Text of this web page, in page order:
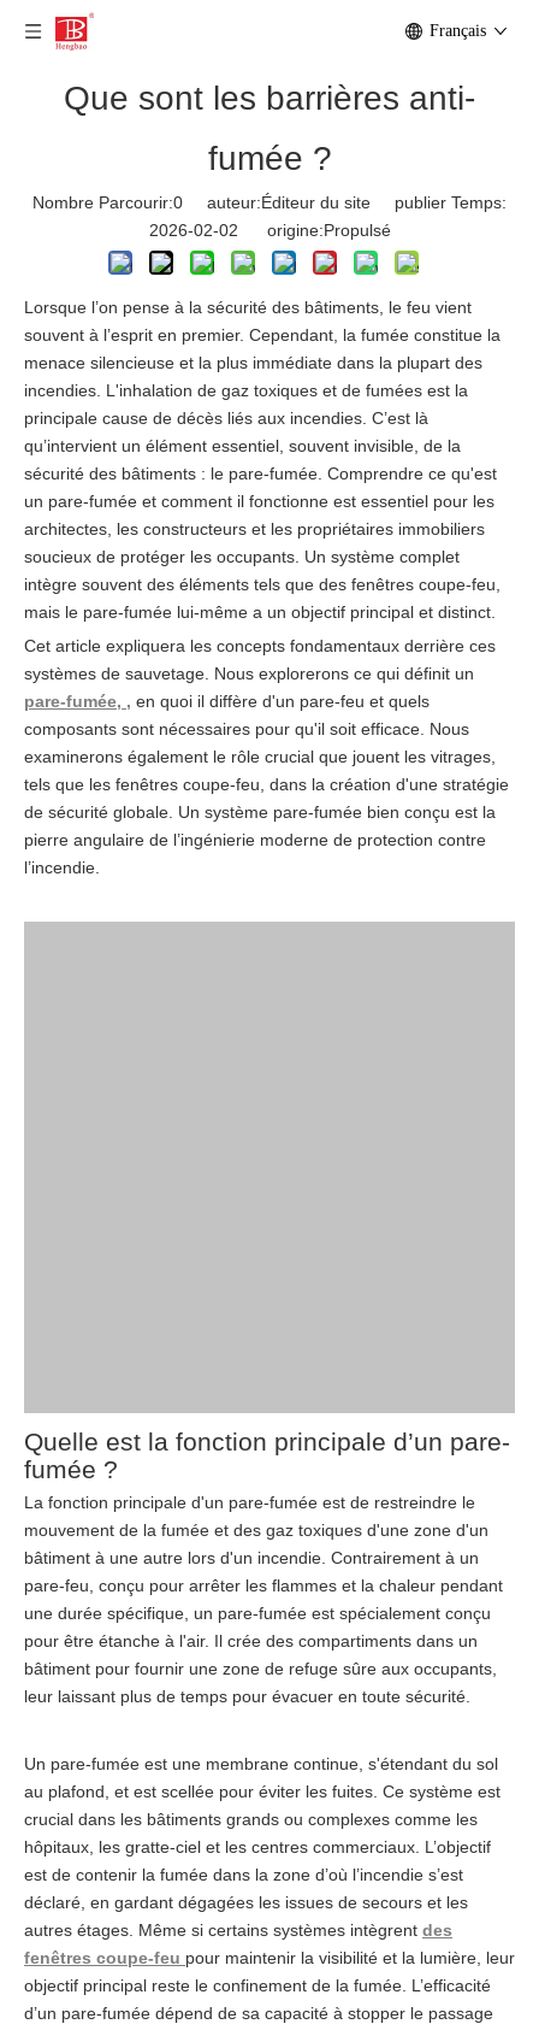
Français
Que sont les barrières anti-
fumée ?
Nombre Parcourir:0 auteur:Éditeur du site publier Temps:
2026-02-02 origine:Propulsé
Lorsque l’on pense à la sécurité des bâtiments, le feu vient
souvent à l’esprit en premier. Cependant, la fumée constitue la
menace silencieuse et la plus immédiate dans la plupart des
incendies. L'inhalation de gaz toxiques et de fumées est la
principale cause de décès liés aux incendies. C’est là
qu’intervient un élément essentiel, souvent invisible, de la
sécurité des bâtiments : le pare-fumée. Comprendre ce qu'est
un pare-fumée et comment il fonctionne est essentiel pour les
architectes, les constructeurs et les propriétaires immobiliers
soucieux de protéger les occupants. Un système complet
intègre souvent des éléments tels que des fenêtres coupe-feu,
mais le pare-fumée lui-même a un objectif principal et distinct.
Cet article expliquera les concepts fondamentaux derrière ces
systèmes de sauvetage. Nous explorerons ce qui définit un
pare-fumée, , en quoi il diffère d'un pare-feu et quels
composants sont nécessaires pour qu'il soit efficace. Nous
examinerons également le rôle crucial que jouent les vitrages,
tels que les fenêtres coupe-feu, dans la création d'une stratégie
de sécurité globale. Un système pare-fumée bien conçu est la
pierre angulaire de l’ingénierie moderne de protection contre
l’incendie.
Quelle est la fonction principale d’un pare-
fumée ?
La fonction principale d'un pare-fumée est de restreindre le
mouvement de la fumée et des gaz toxiques d'une zone d'un
bâtiment à une autre lors d'un incendie. Contrairement à un
pare-feu, conçu pour arrêter les flammes et la chaleur pendant
une durée spécifique, un pare-fumée est spécialement conçu
pour être étanche à l'air. Il crée des compartiments dans un
bâtiment pour fournir une zone de refuge sûre aux occupants,
leur laissant plus de temps pour évacuer en toute sécurité.
Un pare-fumée est une membrane continue, s'étendant du sol
au plafond, et est scellée pour éviter les fuites. Ce système est
crucial dans les bâtiments grands ou complexes comme les
hôpitaux, les gratte-ciel et les centres commerciaux. L’objectif
est de contenir la fumée dans la zone d’où l’incendie s’est
déclaré, en gardant dégagées les issues de secours et les
autres étages. Même si certains systèmes intègrent des
fenêtres coupe-feu pour maintenir la visibilité et la lumière, leur
objectif principal reste le confinement de la fumée. L’efficacité
d’un pare-fumée dépend de sa capacité à stopper le passage